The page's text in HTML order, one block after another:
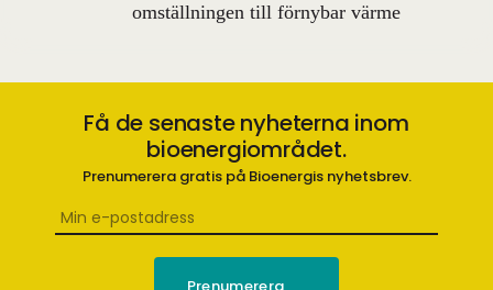
omställningen till förnybar värme
Få de senaste nyheterna inom
bioenergiområdet.
Prenumerera gratis på Bioenergis nyhetsbrev.